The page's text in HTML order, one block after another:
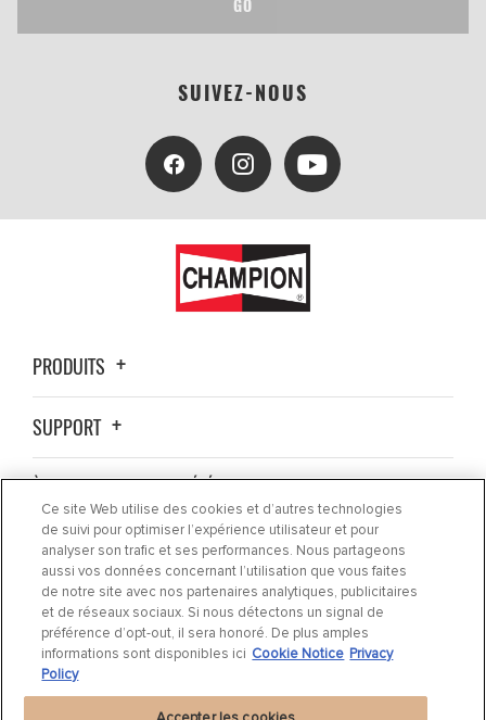
GO
SUIVEZ-NOUS
PRODUITS
SUPPORT
À PROPOS DE LA SOCIÉTÉ
OÙ ACHETER ?
ACTUALITÉS
CONTACTEZ-NOUS
Ce site Web utilise des cookies et d’autres technologies
de suivi pour optimiser l’expérience utilisateur et pour
analyser son trafic et ses performances. Nous partageons
aussi vos données concernant l’utilisation que vous faites
de notre site avec nos partenaires analytiques, publicitaires
et de réseaux sociaux. Si nous détectons un signal de
préférence d’opt-out, il sera honoré. De plus amples
informations sont disponibles ici Cookie Notice Privacy
Policy